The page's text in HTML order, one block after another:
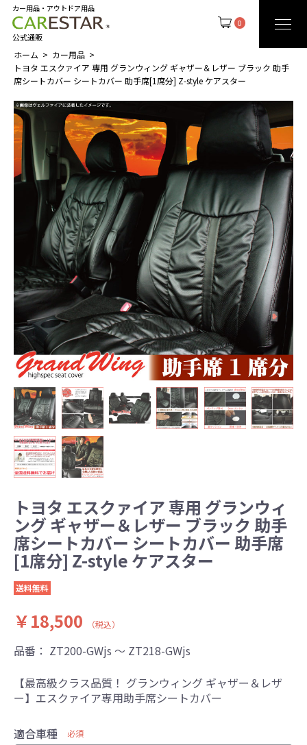
0
カー用品・アウトドア用品
公式通販
ホーム
カー用品
トヨタ エスクァイア 専用 グランウィング ギャザー＆レザー ブラック 助手
席シートカバー シートカバー 助手席[1席分] Z-style ケアスター
トヨタ エスクァイア 専用 グランウィ
ング ギャザー＆レザー ブラック 助手
席シートカバー シートカバー 助手席
[1席分] Z-style ケアスター
送料無料
￥18,500 （税込）
品番： ZT200-GWjs ～ ZT218-GWjs
【最高級クラス品質！ グランウィング ギャザー＆レザ
ー】エスクァイア専用助手席シートカバー
適合車種 必須